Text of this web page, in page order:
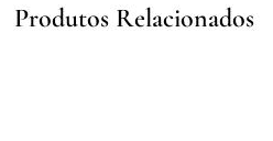
Produtos Relacionados